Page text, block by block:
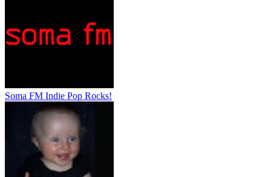
Soma FM Indie Pop Rocks!